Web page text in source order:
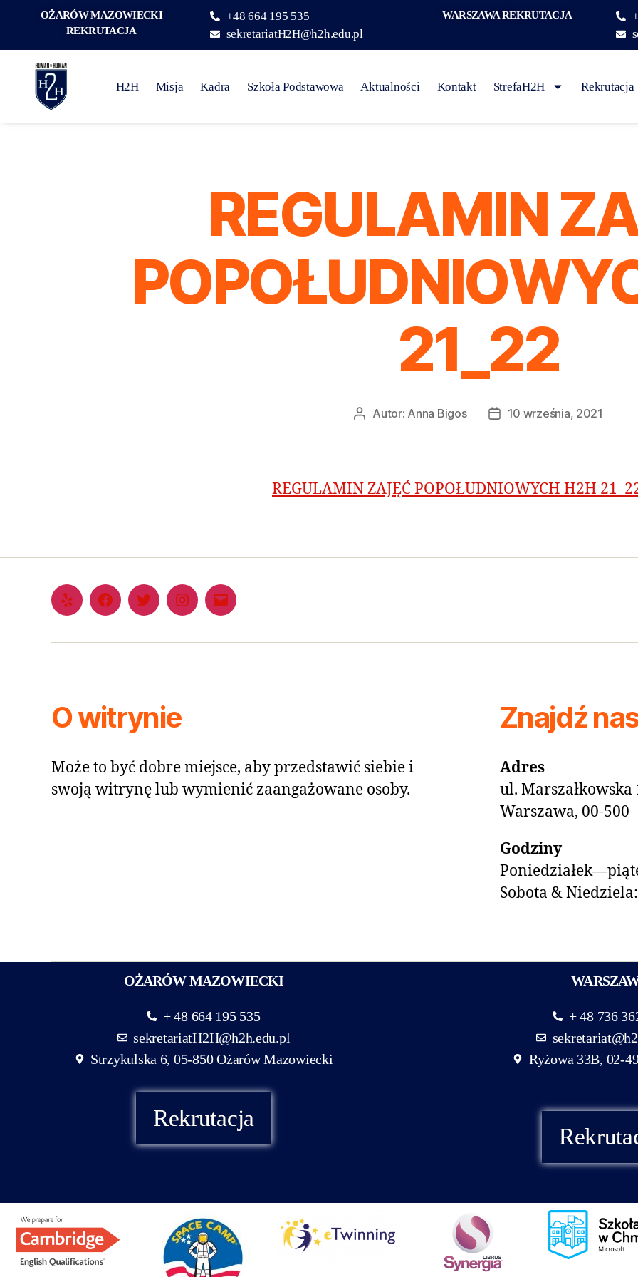
OŻARÓW MAZOWIECKI
REKRUTACJA
+48 664 195 535
sekretariatH2H@h2h.edu.pl
WARSZAWA REKRUTACJA
H2H Misja Kadra Szkoła Podstawowa Aktualności Kontakt StrefaH2H Rekrutacja
REGULAMIN
21_22
Autor: Anna Bigos 10 września, 2021
REGULAMIN ZAJĘĆ POPOŁUDNIOWYCH H2H
O witrynie
Może to być dobre miejsce, aby przedstawić siebie i
swoją witrynę lub wymienić zaangażowane osoby.
Znajdź
Adres
ul. Marszałkowska
Warszawa, 00-500
Godziny
Sobota &
OŻARÓW MAZOWIECKI
+ 48 664 195 535
sekretariatH2H@h2h.edu.pl
Strzykulska 6, 05-850 Ożarów Mazowiecki
Rekrutacja
+ 48 736
Ryżowa 33B, 02-